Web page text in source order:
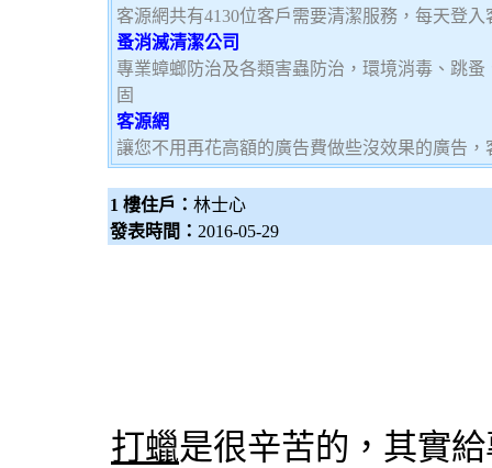
客源網共有4130位客戶需要清潔服務，每天登
蚤消滅清潔公司
專業蟑螂防治及各類害蟲防治，環境消毒、跳
固
客源網
讓您不用再花高額的廣告費做些沒效果的廣告
1 樓住戶： 林士心
發表時間： 2016-05-29
打蠟是很辛苦的，其實